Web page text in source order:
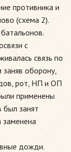
противника и
(схема 2).
с
связь по
оборону,
рот, НП и ОП
применены
был занят
заменена
дожди.